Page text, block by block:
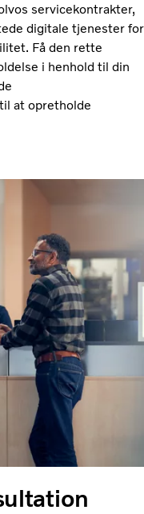
servicekontrakter,
digitale tjenester for
Få den rette
i henhold til din
at opretholde